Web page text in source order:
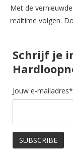
Met de
realtime volgen.
Schrijf je
Jouw e-mailadres*